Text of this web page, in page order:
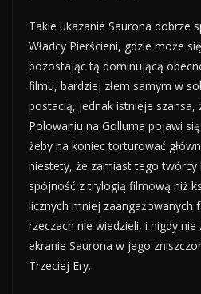
Takie ukazanie Saurona dobrze
Władcy Pierścieni, gdzie może
pozostając tą dominującą
filmu, bardziej złem samym w
postacią, jednak istnieje szansa,
Polowaniu na Golluma pojawi
żeby na koniec torturować
niestety, że zamiast tego twórcy
spójność z trylogią filmową niż
licznych mniej zaangażowanych
rzeczach nie wiedzieli, i nigdy
ekranie Saurona w jego
Trzeciej Ery.